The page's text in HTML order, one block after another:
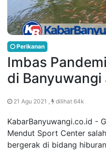
Perikanan
Imbas
di Banyuwangi
21 Agu 2021 , dilihat 64k
KabarBanyuwangi.co.id -
Mendut Sport Center
bergerak di bidang